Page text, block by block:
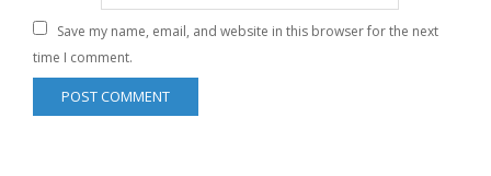
Save my name, email, and website in this browser for the next
time I comment.